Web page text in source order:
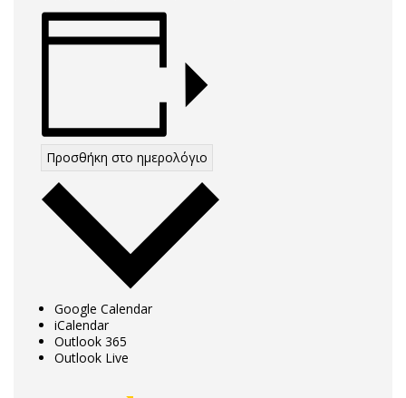
Προσθήκη στο ημερολόγιο
Google Calendar
iCalendar
Outlook 365
Outlook Live